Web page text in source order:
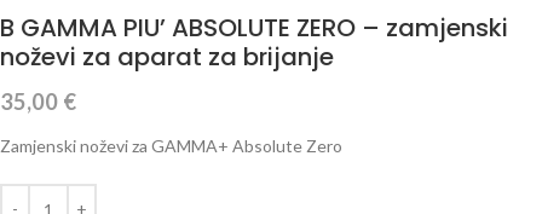
B GAMMA PIU’ ABSOLUTE ZERO – zamjenski
noževi za aparat za brijanje
35,00 €
Zamjenski noževi za GAMMA+ Absolute Zero